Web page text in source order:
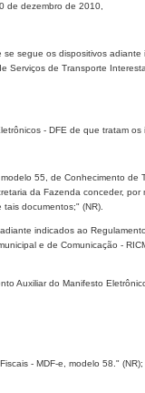
de dezembro de 2010,
segue os dispositivos
Serviços de Transporte
- DFE de que tratam
55, de Conhecimento
da Fazenda conceder,
documentos;" (NR).
indicados ao
e de Comunicação -
Auxiliar do Manifesto
- MDF-e, modelo 58." (NR);